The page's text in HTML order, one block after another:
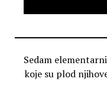
Sedam
koje su plod